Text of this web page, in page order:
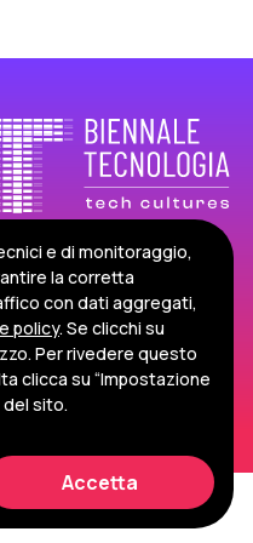
Italia
Policy
e di monitoraggio,
la corretta
con dati aggregati,
policy. Se clicchi su
Per rivedere questo
clicca su “Impostazione
del sito.
Accetta